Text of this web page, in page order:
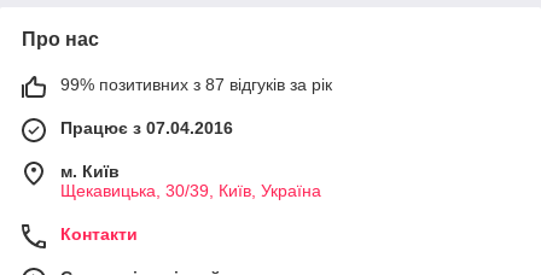
Про нас
99% позитивних з 87 відгуків за рік
Працює з 07.04.2016
м. Київ
Щекавицька, 30/39, Київ, Україна
Контакти